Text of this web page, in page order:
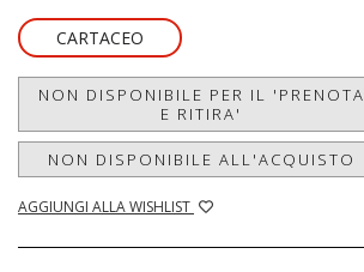
CARTACEO
NON DISPONIBILE PER IL 'PRENOTA
E RITIRA'
NON DISPONIBILE ALL'ACQUISTO
AGGIUNGI ALLA WISHLIST